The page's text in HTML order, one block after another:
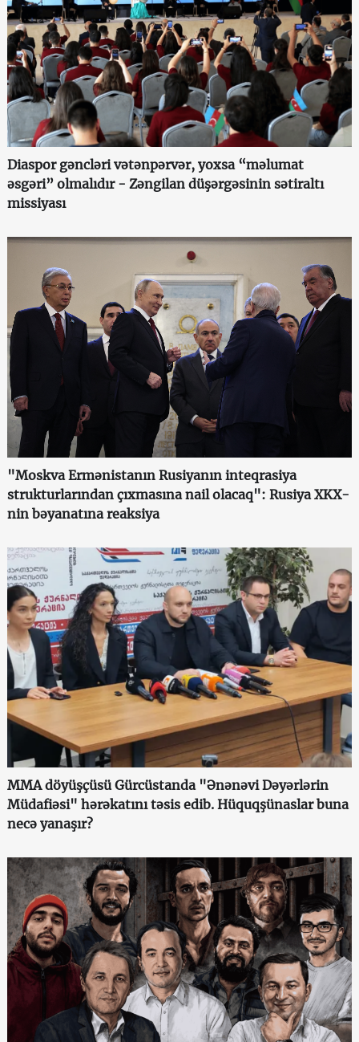
Diaspor gəncləri vətənpərvər, yoxsa “məlumat
əsgəri” olmalıdır - Zəngilan düşərgəsinin sətiraltı
missiyası
"Moskva Ermənistanın Rusiyanın inteqrasiya
strukturlarından çıxmasına nail olacaq": Rusiya XKX-
nin bəyanatına reaksiya
MMA döyüşçüsü Gürcüstanda "Ənənəvi Dəyərlərin
Müdafiəsi" hərəkatını təsis edib. Hüquqşünaslar buna
necə yanaşır?